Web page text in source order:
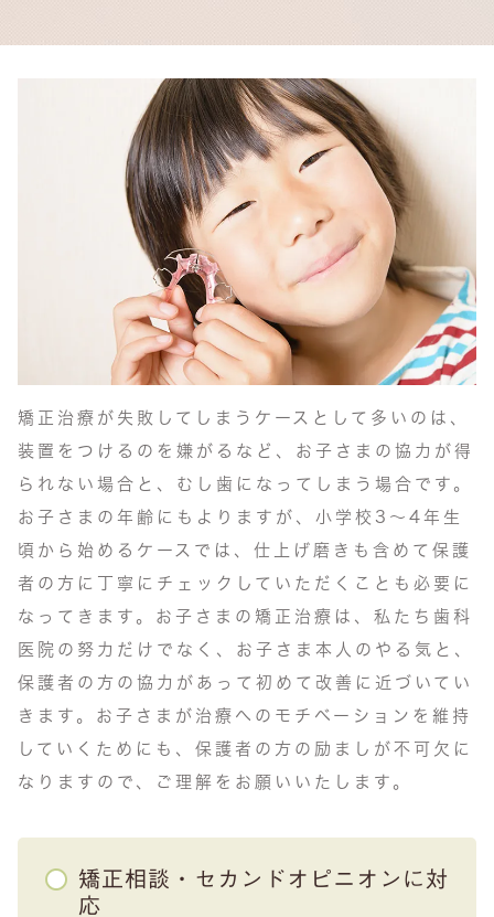
矯正治療が失敗してしまうケースとして多いのは、
装置をつけるのを嫌がるなど、お子さまの協力が得
られない場合と、むし歯になってしまう場合です。
お子さまの年齢にもよりますが、小学校3～4年生
頃から始めるケースでは、仕上げ磨きも含めて保護
者の方に丁寧にチェックしていただくことも必要に
なってきます。お子さまの矯正治療は、私たち歯科
医院の努力だけでなく、お子さま本人のやる気と、
保護者の方の協力があって初めて改善に近づいてい
きます。お子さまが治療へのモチベーションを維持
していくためにも、保護者の方の励ましが不可欠に
なりますので、ご理解をお願いいたします。
矯正相談・セカンドオピニオンに対
応